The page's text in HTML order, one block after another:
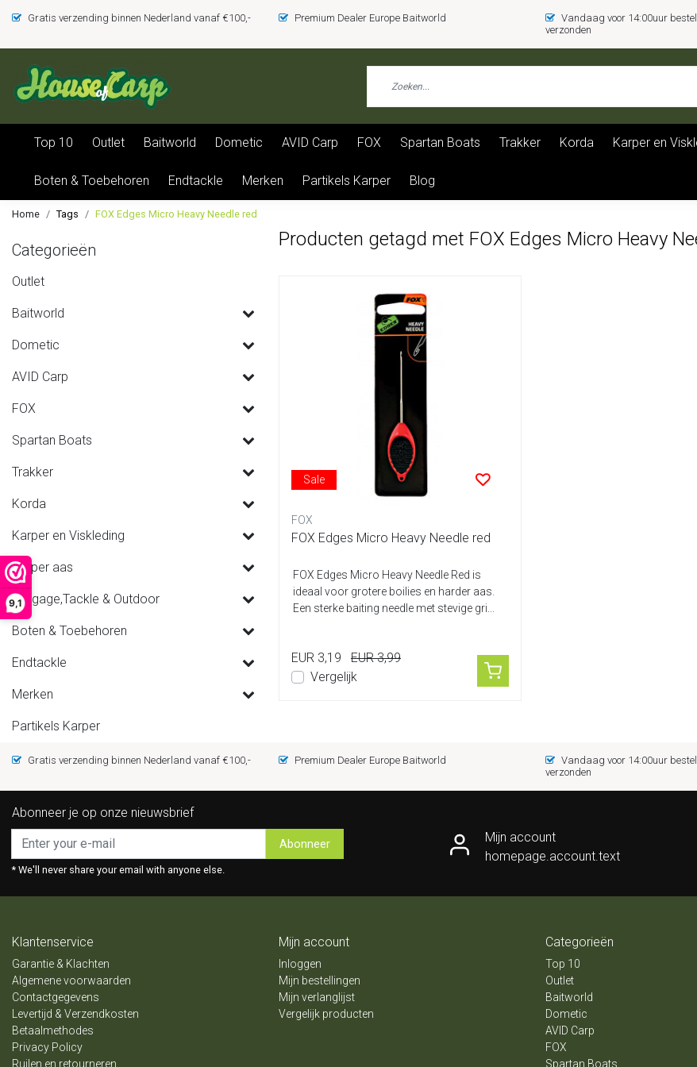
9,1
Gratis verzending binnen Nederland vanaf €100,- Premium Dealer Europe Baitworld
Vandaag voor 14:00uur
verzonden
Top 10 Outlet Baitworld Dometic AVID Carp FOX Spartan Boats Trakker Korda Karper en
Boten & Toebehoren Endtackle Merken Partikels Karper Blog
Home Tags FOX Edges Micro Heavy Needle red
Categorieën
Outlet
Baitworld
Dometic
AVID Carp
FOX
Spartan Boats
Trakker
Korda
Karper en Viskleding
Karper aas
Luggage,Tackle & Outdoor
Boten & Toebehoren
Endtackle
Merken
Partikels Karper
Producten getagd met FOX Edges Micro Heavy
Sale
FOX
FOX Edges Micro Heavy Needle red
FOX Edges Micro Heavy Needle Red is
ideaal voor grotere boilies en harder aas.
Een sterke baiting needle met stevige gri...
EUR 3,19
EUR 3,99
Vergelijk
Gratis verzending binnen Nederland vanaf €100,- Premium Dealer Europe Baitworld
Vandaag voor 14:00uur
verzonden
Abonneer je op onze nieuwsbrief
Abonneer
* We'll never share your email with anyone else.
Mijn account
homepage.account.text
Klantenservice
Garantie & Klachten
Algemene voorwaarden
Contactgegevens
Levertijd & Verzendkosten
Betaalmethodes
Privacy Policy
Ruilen en retourneren
Mijn account
Inloggen
Mijn bestellingen
Mijn verlanglijst
Vergelijk producten
Categorieën
Top 10
Outlet
Baitworld
Dometic
AVID Carp
FOX
Spartan Boats